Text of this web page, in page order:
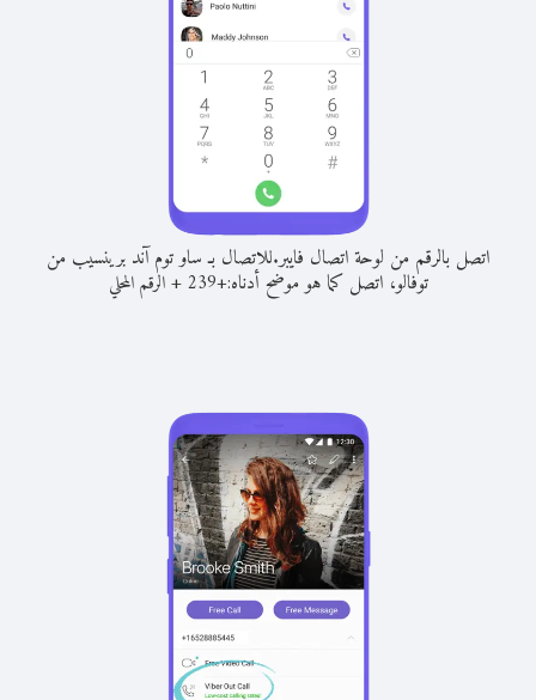
اتصل بالرقم من لوحة اتصال فايبر.للاتصال بـ ساو توم آند برينسيب من
توفالو، اتصل كما هو موضح أدناه:+
239
+الرقم المحلي